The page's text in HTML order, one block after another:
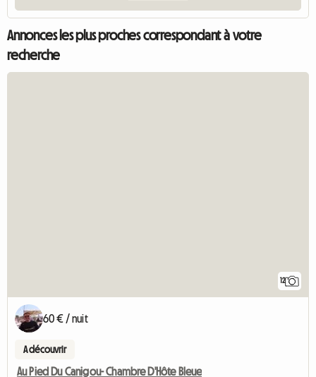
Annonces les plus proches correspondant à votre
recherche
12
60 € / nuit
A découvrir
Au Pied Du Canigou- Chambre D'Hôte Bleue